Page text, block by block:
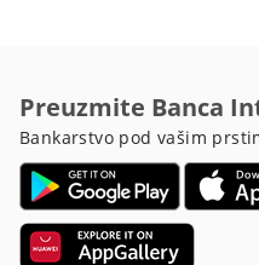
Preuzmite Banca
Bankarstvo pod vašim